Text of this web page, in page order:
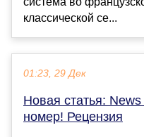
классической се...
01:23, 29 Дек
Новая статья:
номер! Рецензия